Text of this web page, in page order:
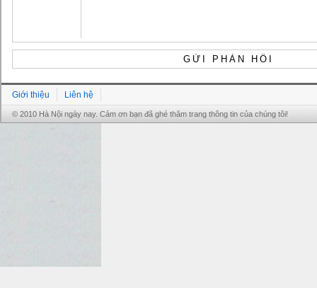
Giới thiệu Liên hệ
© 2010 Hà Nội ngày nay. Cảm ơn bạn đã ghé thăm trang thông tin của chúng tôi!